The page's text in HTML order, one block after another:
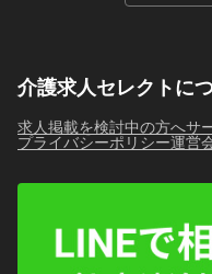
介護求人セレクトに
求人掲載を検討中の方へサ
プライバシーポリシー運営